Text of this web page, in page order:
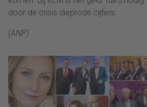
door de crisis dieprode cijfers.
(ANP)